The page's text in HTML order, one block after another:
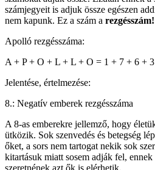
számjegyeit is adjuk össze egészen
nem kapunk. Ez a szám a rezgésszám!
Apolló rezgésszáma:
A + P + O + L + L + O = 1 + 7 + 6 +
Jelentése, értelmezése:
8.: Negatív emberek rezgésszáma
A 8-as emberekre jellemző, hogy
ütközik. Sok szenvedés és betegség
őket, a sors nem tartogat nekik sok
kitartásuk miatt sosem adják fel,
szeretnének azt ők is elérhetik.